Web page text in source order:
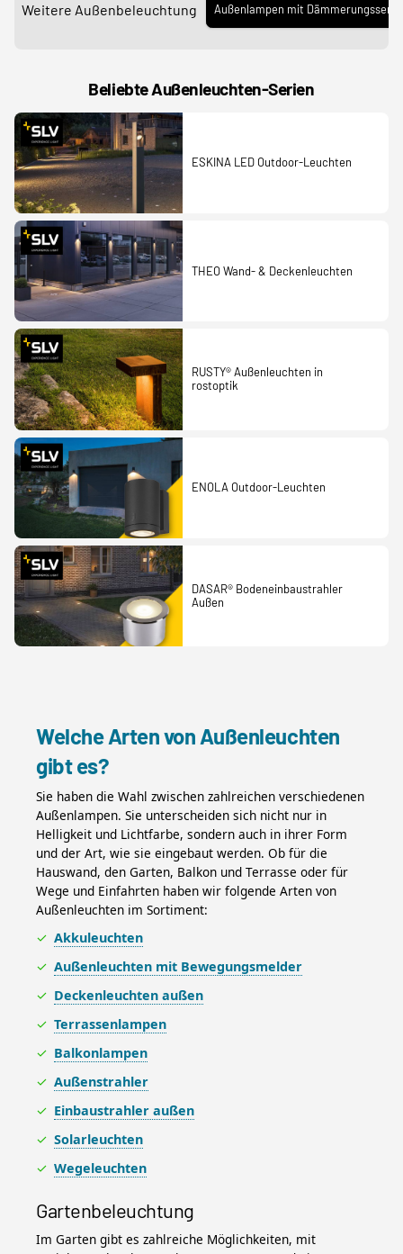
Weitere Außenbeleuchtung Außenlampen mit
Beliebte Außenleuchten-Serien
ESKINA LED Outdoor-Leuchten
THEO Wand- & Deckenleuchten
RUSTY® Außenleuchten in
rostoptik
ENOLA Outdoor-Leuchten
DASAR® Bodeneinbaustrahler
Außen
Welche Arten von Außenleuchten
gibt es?
Sie haben die Wahl zwischen zahlreichen verschiedenen
Außenlampen. Sie unterscheiden sich nicht nur in
Helligkeit und Lichtfarbe, sondern auch in ihrer Form
und der Art, wie sie eingebaut werden. Ob für die
Hauswand, den Garten, Balkon und Terrasse oder für
Wege und Einfahrten haben wir folgende Arten von
Außenleuchten im Sortiment:
Akkuleuchten
Außenleuchten mit Bewegungsmelder
Deckenleuchten außen
Terrassenlampen
Balkonlampen
Außenstrahler
Einbaustrahler außen
Solarleuchten
Wegeleuchten
Gartenbeleuchtung
Im Garten gibt es zahlreiche Möglichkeiten, mit